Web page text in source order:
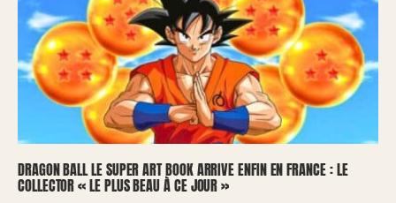
DRAGON BALL LE SUPER ART BOOK ARRIVE ENFIN EN FRANCE : LE
COLLECTOR « LE PLUS BEAU À CE JOUR »